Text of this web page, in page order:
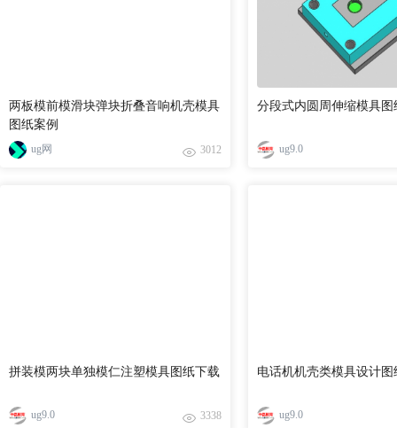
两板模前模滑块弹块折叠音响机壳模具
图纸案例
ug网 3012
分段式内圆周伸缩模具图
ug9.0
拼装模两块单独模仁注塑模具图纸下载
ug9.0 3338
电话机机壳类模具设计
ug9.0